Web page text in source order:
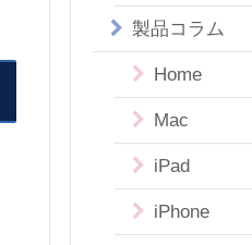
製品コラム
Home
Mac
iPad
iPhone